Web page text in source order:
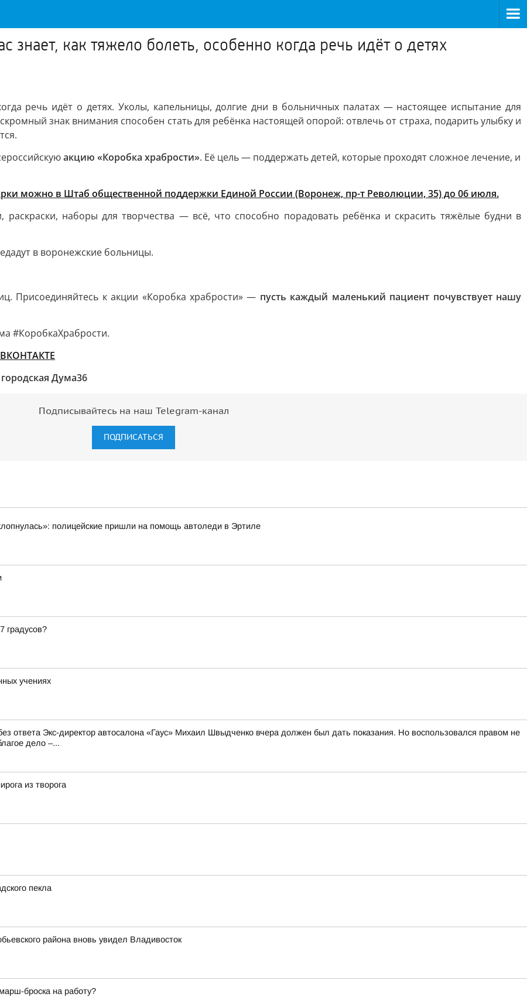
как тяжело болеть, особенно когда речь идёт о детях
речь идёт о детях. Уколы, капельницы, долгие дни в больничных палатах — настоящее испытание для
знак внимания способен стать для ребёнка настоящей опорой: отвлечь от страха, подарить улыбку и
акцию «Коробка храбрости». Её цель — поддержать детей, которые проходят сложное лечение, и
можно в Штаб общественной поддержки Единой России (Воронеж, пр-т Революции, 35) до 06 июля.
раскраски, наборы для творчества — всё, что способно порадовать ребёнка и скрасить тяжёлые будни в
в воронежские больницы.
Присоединяйтесь к акции «Коробка храбрости» — пусть каждый маленький пациент почувствует нашу
#КоробкаХрабрости.
ВКОНТАКТЕ
городская Дума36
Подписывайтесь на наш Telegram-канал
ПОДПИСАТЬСЯ
полицейские пришли на помощь автоледи в Эртиле
градусов?
учениях
ответа Экс-директор автосалона «Гаус» Михаил Швыдченко вчера должен был дать показания. Но воспользовался правом не
дело –...
из творога
пекла
района вновь увидел Владивосток
броска на работу?